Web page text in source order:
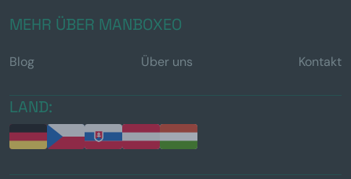
MEHR ÜBER MANBOXEO
Blog Über uns Kontakt
LAND: